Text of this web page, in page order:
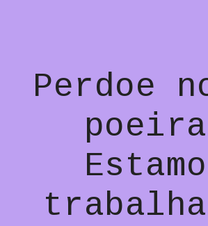
Perdoe